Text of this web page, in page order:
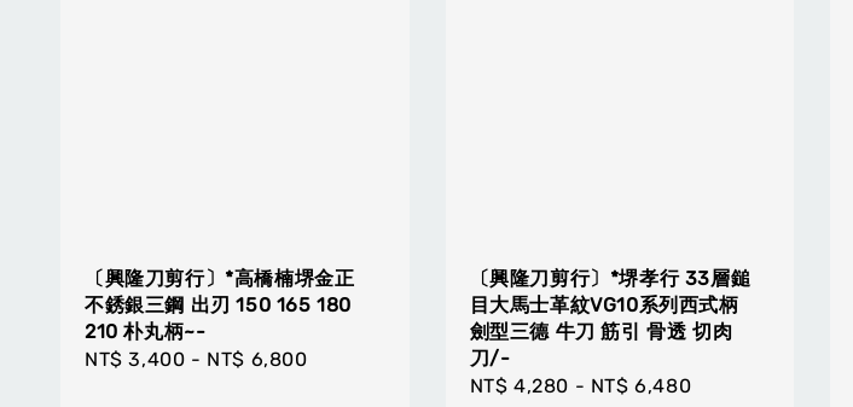
〔興隆刀剪行〕*高橋楠堺金正
不銹銀三鋼 出刃 150 165 180
210 朴丸柄~-
Regular
NT$ 3,400 - NT$ 6,800
〔興隆刀剪行〕*堺孝行 33層鎚
目大馬士革紋VG10系列西式柄
劍型三德 牛刀 筋引 骨透 切肉
刀/-
Regular
NT$ 4,280 - NT$ 6,480